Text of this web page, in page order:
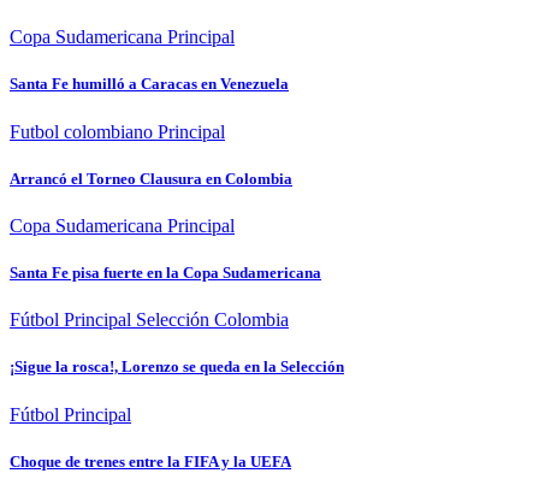
Copa Sudamericana Principal
Santa Fe humilló a Caracas en Venezuela
Futbol colombiano Principal
Arrancó el Torneo Clausura en Colombia
Copa Sudamericana Principal
Santa Fe pisa fuerte en la Copa Sudamericana
Fútbol Principal Selección Colombia
¡Sigue la rosca!, Lorenzo se queda en la Selección
Fútbol Principal
Choque de trenes entre la FIFA y la UEFA